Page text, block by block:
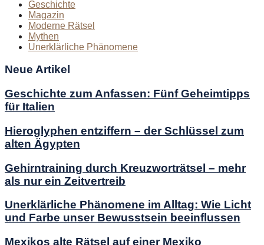
Geschichte
Magazin
Moderne Rätsel
Mythen
Unerklärliche Phänomene
Neue Artikel
Geschichte zum Anfassen: Fünf Geheimtipps
für Italien
Hieroglyphen entziffern – der Schlüssel zum
alten Ägypten
Gehirntraining durch Kreuzworträtsel – mehr
als nur ein Zeitvertreib
Unerklärliche Phänomene im Alltag: Wie Licht
und Farbe unser Bewusstsein beeinflussen
Mexikos alte Rätsel auf einer Mexiko